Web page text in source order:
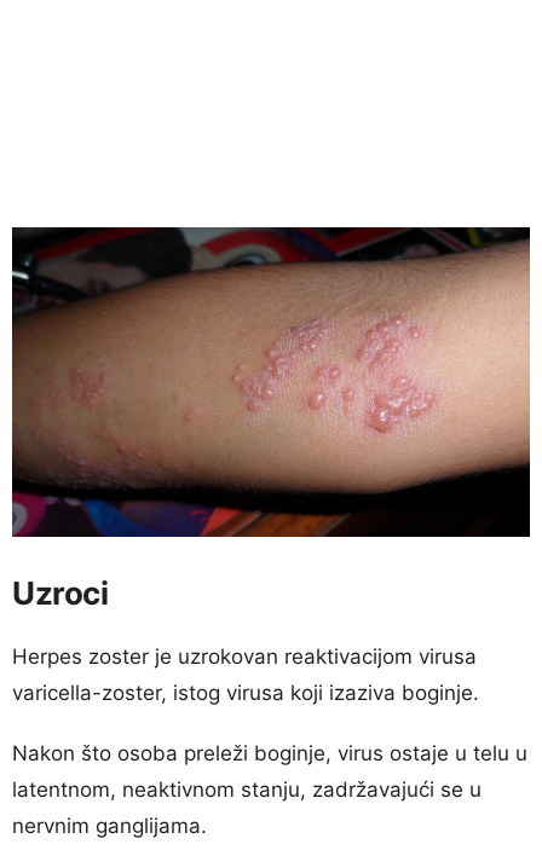
Uzroci
Herpes zoster je uzrokovan reaktivacijom virusa
varicella-zoster, istog virusa koji izaziva boginje.
Nakon što osoba preleži boginje, virus ostaje u telu u
latentnom, neaktivnom stanju, zadržavajući se u
nervnim ganglijama.